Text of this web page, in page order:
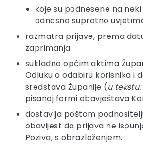
koje su podnesene na
odnosno suprotno
razmatra prijave, prema
zaprimanja
sukladno općim aktima
Odluku o odabiru korisnika i
sredstava Županije (u
pisanoj formi obavještava
dostavlja poštom
obavijest da prijava ne
Poziva, s obrazloženjem.